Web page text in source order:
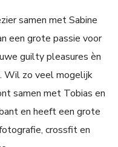
samen met Sabine
een grote passie voor
guilty pleasures èn
Wil zo veel mogelijk
samen met Tobias en
en heeft een grote
crossfit en